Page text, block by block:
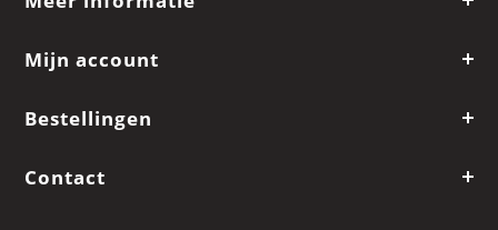
Mijn account
Bestellingen
Contact